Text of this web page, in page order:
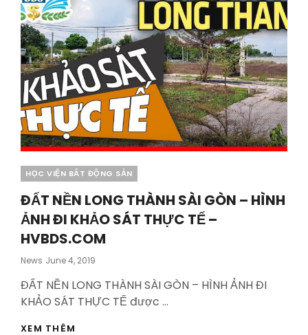
Categories
HỌC VIỆN BẤT ĐỘNG SẢN
ĐẤT NỀN LONG THÀNH SÀI GÒN – HÌNH
ẢNH ĐI KHẢO SÁT THỰC TẾ –
HVBDS.COM
News Posted
June 4, 2019
ĐẤT NỀN LONG THÀNH SÀI GÒN – HÌNH ẢNH ĐI
KHẢO SÁT THỰC TẾ được …
XEM THÊM